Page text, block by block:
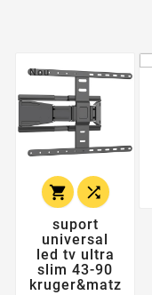
Nou
 
suport
universal
led tv ultra
slim 43-90
kruger&matz